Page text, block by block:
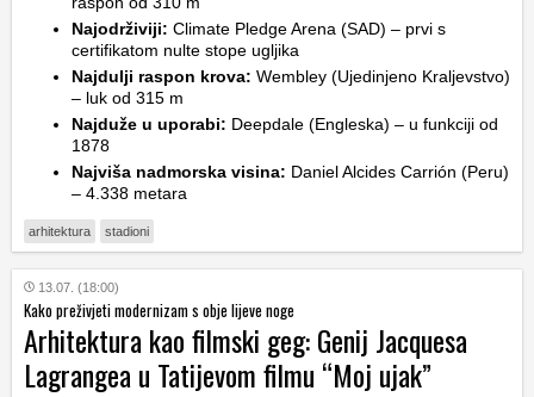
Najodrživiji: Climate Pledge Arena (SAD) – prvi s
certifikatom nulte stope ugljika
Najdulji raspon krova: Wembley (Ujedinjeno Kraljevstvo)
– luk od 315 m
Najduže u uporabi: Deepdale (Engleska) – u funkciji od
1878
Najviša nadmorska visina: Daniel Alcides Carrión (Peru)
– 4.338 metara
arhitektura stadioni
13.07. (18:00)
Kako preživjeti modernizam s obje lijeve noge
Arhitektura kao filmski geg: Genij Jacquesa
Lagrangea u Tatijevom filmu “Moj ujak”